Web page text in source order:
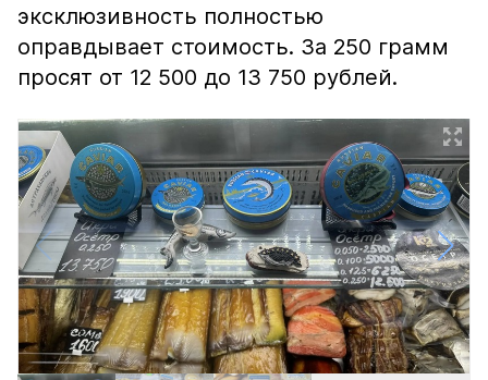
эксклюзивность полностью
оправдывает стоимость. За 250 грамм
просят от 12 500 до 13 750 рублей.